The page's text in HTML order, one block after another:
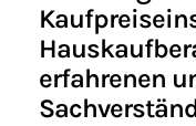
erfahrenen